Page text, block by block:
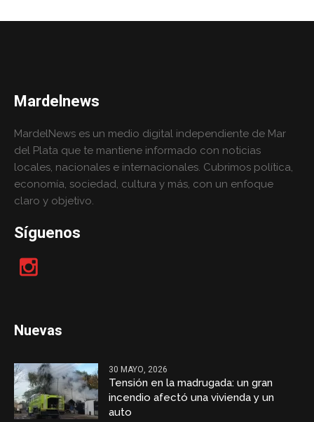
Mardelnews
MardelNews es un medio digital independiente de Mar
del Plata que te mantiene informado con noticias
locales, nacionales e internacionales. Cubrimos política,
economía, sociedad, cultura y más, con un enfoque
claro y objetivo.
Síguenos
Nuevas
30 MAYO, 2026
Tensión en la madrugada: un gran
incendio afectó una vivienda y un
auto